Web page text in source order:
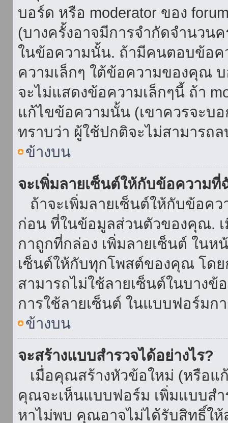
บอร์ด หรือ moderator ของ
(บางครั้งอาจมีการจำกัดจำนวน
ในข้อความนั้น. ถ้ามีคนตอบข้อ
ความเล็กๆ ใต้ข้อความของคุณ
จะไม่แสดงข้อความเล็กๆนี้ ถ้า
แก้ไขข้อความนั้น (เขาควรจะบ
ทราบว่า ผู้ใช้ปกติจะไม่สามารถ
ข้างบน
จะเพิ่มลายเซ็นต์ให้กับข้อความที่
ถ้าจะเพิ่มลายเซ็นต์ให้กับข้อค
ก่อน ที่ในข้อมูลส่วนตัวของคุณ.
กาถูกที่กล่อง เพิ่มลายเซ็นต์ ใน
เซ็นต์ให้กับทุกโพสต์ของคุณ โด
สามารถไม่ใช้ลายเซ็นต์ในบางข้
การใช้ลายเซ็นต์ ในแบบฟอร์มก
ข้างบน
จะสร้างแบบสำรวจได้อย่างไร?
เมื่อคุณสร้างหัวข้อใหม่ (หรือ
คุณจะเห็นแบบฟอร์ม เพิ่มแบบส
หาไม่พบ คุณอาจไม่ได้รับสิทธิ์ใ